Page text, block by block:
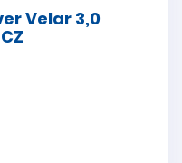
Velar 3,0